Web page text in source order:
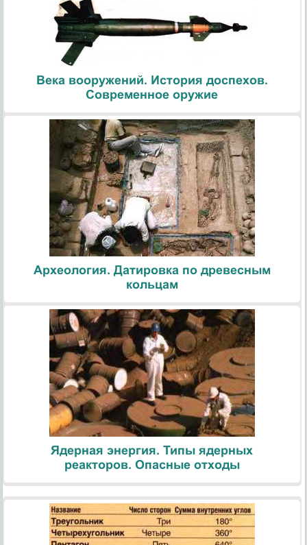
Века вооружений. История доспехов.
Современное оружие
Археология. Датировка по древесным
кольцам
Ядерная энергия. Типы ядерных
реакторов. Опасные отходы